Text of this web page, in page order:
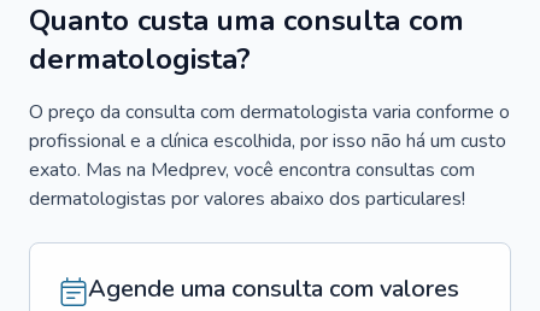
Quanto custa uma consulta com
dermatologista?
O preço da consulta com dermatologista varia conforme o
profissional e a clínica escolhida, por isso não há um custo
exato. Mas na Medprev, você encontra consultas com
dermatologistas por valores abaixo dos particulares!
Agende uma consulta com valores